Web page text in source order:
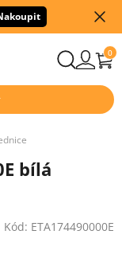
0
bílá
Kód: ETA174490000E